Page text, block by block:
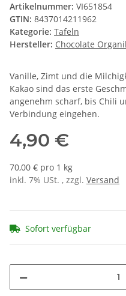
Artikelnummer: VI651854
GTIN: 8437014211962
Kategorie: Tafeln
Hersteller: Chocolate
Vanille, Zimt und die
Kakao sind das erste
angenehm scharf, bis Chili
Verbindung eingehen.
4,90 €
70,00 € pro 1 kg
inkl. 7% USt. , zzgl. Versand
Sofort verfügbar